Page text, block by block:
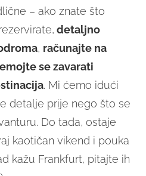
– ako znate što
detaljno
, računajte na
se zavarati
. Mi ćemo idući
detalje prije nego što se
Do tada, ostaje
kaotičan vikend i pouka
kažu Frankfurt, pitajte ih